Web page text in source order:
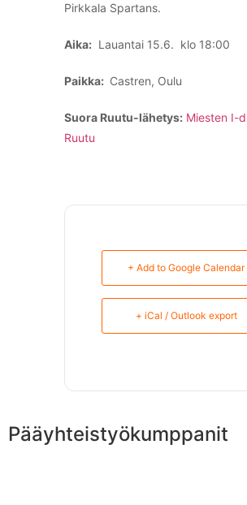
Pirkkala Spartans.
Aika: Lauantai 15.6. klo 18:00
Paikka: Castren, Oulu
Suora Ruutu-lähetys: Miesten I-
Ruutu
+ Add to Google Calendar
+ iCal / Outlook export
Pääyhteistyökumppanit